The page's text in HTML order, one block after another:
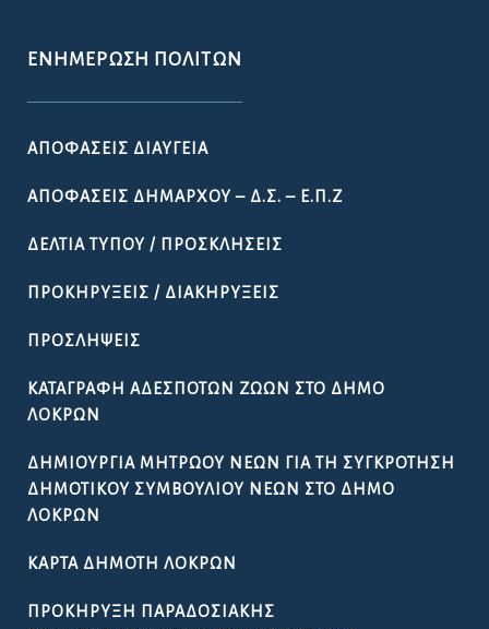
ΕΝΗΜΈΡΩΣΗ ΠΟΛΙΤΏΝ
ΑΠΟΦΆΣΕΙΣ ΔΙΑΎΓΕΙΑ
ΑΠΟΦΆΣΕΙΣ ΔΗΜΆΡΧΟΥ – Δ.Σ. – Ε.Π.Ζ
ΔΕΛΤΊΑ ΤΎΠΟΥ / ΠΡΟΣΚΛΉΣΕΙΣ
ΠΡΟΚΗΡΎΞΕΙΣ / ΔΙΑΚΗΡΎΞΕΙΣ
ΠΡΟΣΛΉΨΕΙΣ
ΚΑΤΑΓΡΑΦΉ ΑΔΈΣΠΟΤΩΝ ΖΏΩΝ ΣΤΟ ΔΉΜΟ
ΛΟΚΡΏΝ
ΔΗΜΙΟΥΡΓΊΑ ΜΗΤΡΏΟΥ ΝΈΩΝ ΓΙΑ ΤΗ ΣΥΓΚΡΌΤΗΣΗ
ΔΗΜΟΤΙΚΟΎ ΣΥΜΒΟΥΛΊΟΥ ΝΈΩΝ ΣΤΟ ΔΉΜΟ
ΛΟΚΡΏΝ
ΚΆΡΤΑ ΔΗΜΌΤΗ ΛΟΚΡΏΝ
ΠΡΟΚΉΡΥΞΗ ΠΑΡΑΔΟΣΙΑΚΉΣ